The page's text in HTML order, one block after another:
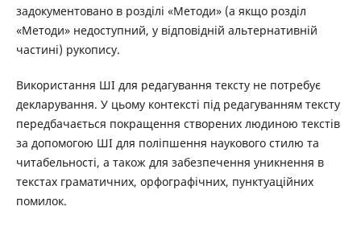
задокументовано в розділі «Методи» (а якщо розділ
«Методи» недоступний, у відповідній альтернативній
частині) рукопису.
Використання ШІ для редагування тексту не потребує
декларування. У цьому контексті під редагуванням тексту
передбачається покращення створених людиною текстів
за допомогою ШІ для поліпшення наукового стилю та
читабельності, а також для забезпечення уникнення в
текстах граматичних, орфографічних, пунктуаційних
помилок.